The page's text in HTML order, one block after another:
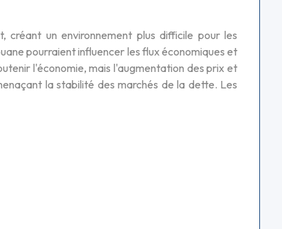
créant un environnement plus difficile pour les
pourraient influencer les flux économiques et
l'économie, mais l'augmentation des prix et
la stabilité des marchés de la dette. Les